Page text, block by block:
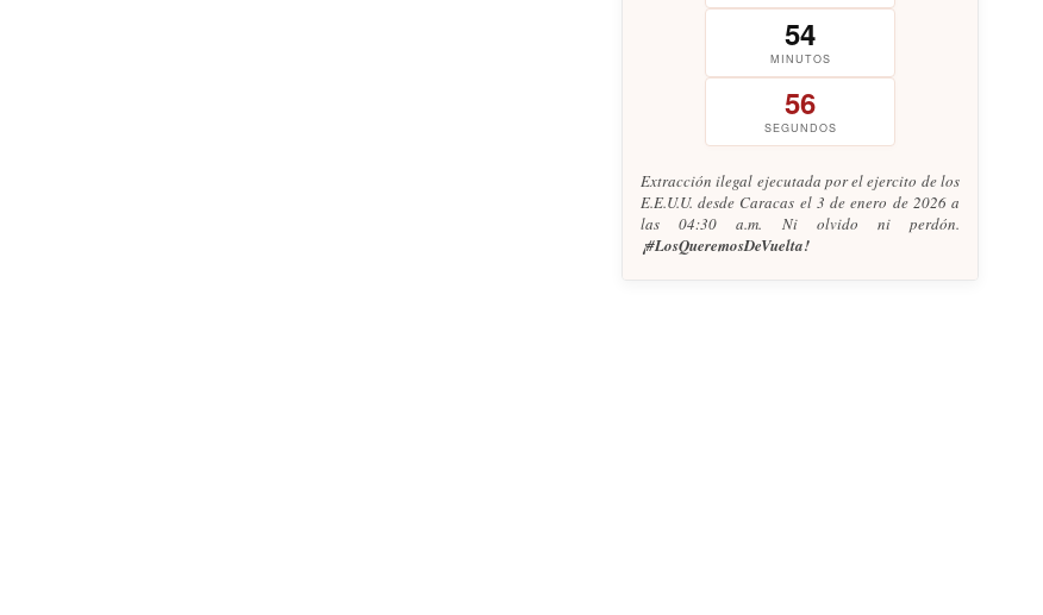
54
MINUTOS
57
SEGUNDOS
Extracción ilegal ejecutada por el ejercito de los
E.E.U.U. desde Caracas el 3 de enero de 2026 a
las 04:30 a.m. Ni olvido ni perdón.
¡#LosQueremosDeVuelta!